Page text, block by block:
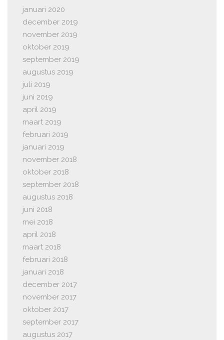
januari 2020
december 2019
november 2019
oktober 2019
september 2019
augustus 2019
juli 2019
juni 2019
april 2019
maart 2019
februari 2019
januari 2019
november 2018
oktober 2018
september 2018
augustus 2018
juni 2018
mei 2018
april 2018
maart 2018
februari 2018
januari 2018
december 2017
november 2017
oktober 2017
september 2017
augustus 2017